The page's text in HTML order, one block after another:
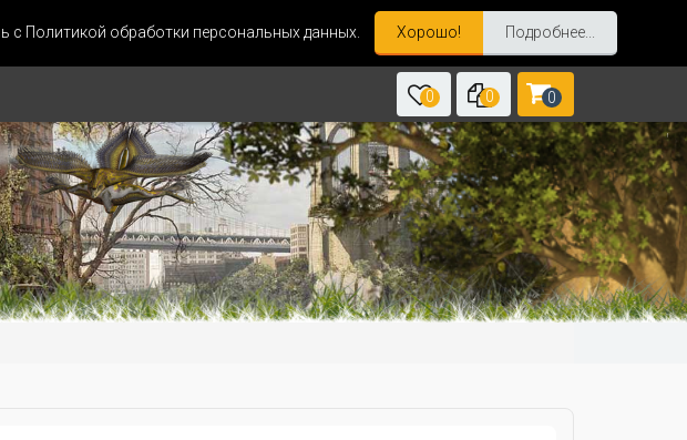
с Политикой обработки персональных данных. Хорошо! Подробнее...
0 0 0